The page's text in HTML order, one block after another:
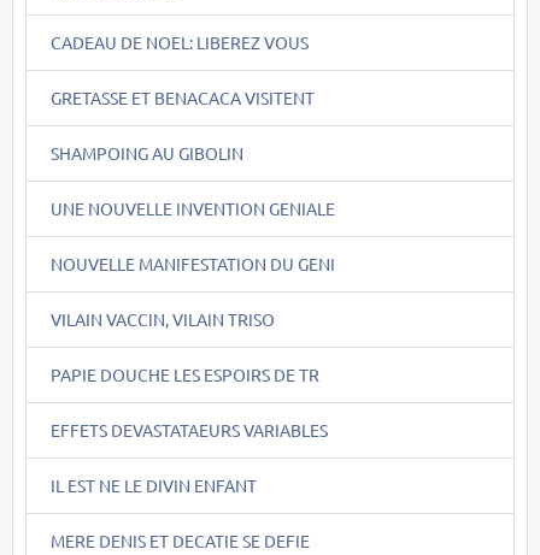
CADEAU DE NOEL: LIBEREZ VOUS
GRETASSE ET BENACACA VISITENT
SHAMPOING AU GIBOLIN
UNE NOUVELLE INVENTION GENIALE
NOUVELLE MANIFESTATION DU GENI
VILAIN VACCIN, VILAIN TRISO
PAPIE DOUCHE LES ESPOIRS DE TR
EFFETS DEVASTATAEURS VARIABLES
IL EST NE LE DIVIN ENFANT
MERE DENIS ET DECATIE SE DEFIE